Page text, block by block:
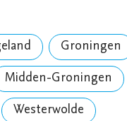
Groningen
Midden-Groningen
Westerwolde